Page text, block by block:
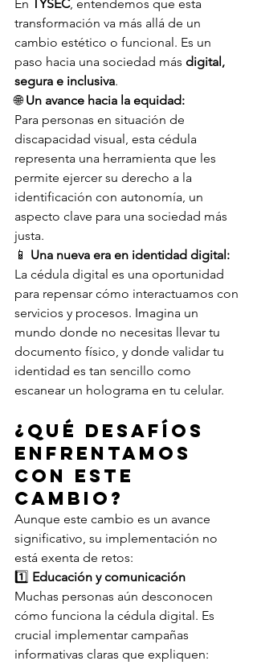
En TYSEC, entendemos que esta
transformación va más allá de un
cambio estético o funcional. Es un
paso hacia una sociedad más digital,
segura e inclusiva.
🌐 Un avance hacia la equidad:
Para personas en situación de
discapacidad visual, esta cédula
representa una herramienta que les
permite ejercer su derecho a la
identificación con autonomía, un
aspecto clave para una sociedad más
justa.
📱 Una nueva era en identidad digital:
La cédula digital es una oportunidad
para repensar cómo interactuamos con
servicios y procesos. Imagina un
mundo donde no necesitas llevar tu
documento físico, y donde validar tu
identidad es tan sencillo como
escanear un holograma en tu celular.
¿Qué desafíos
enfrentamos
con este
cambio?
Aunque este cambio es un avance
significativo, su implementación no
está exenta de retos:
1️⃣ Educación y comunicación
Muchas personas aún desconocen
cómo funciona la cédula digital. Es
crucial implementar campañas
informativas claras que expliquen: